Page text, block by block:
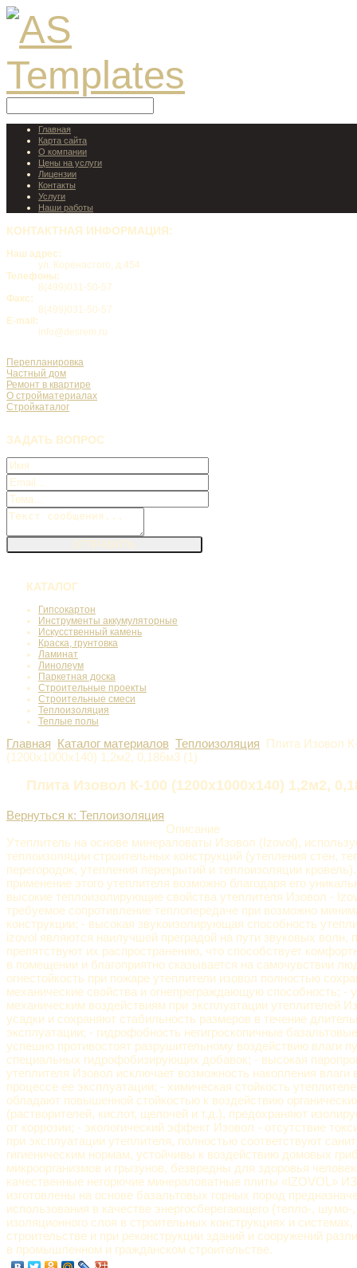
Главная
Карта сайта
О компании
Цены на услуги
Лицензии
Контакты
Услуги
Наши работы
КОНТАКТНАЯ ИНФОРМАЦИЯ:
Наш адрес:
ул. Коренастого, д.454
Телефоны:
8(499)031-50-57
Факс:
8(499)031-50-57
E-mail:
info@desrem.ru
Перепланировка
Частный дом
Ремонт в квартире
О стройматериалах
Стройкаталог
ЗАДАТЬ ВОПРОС
КАТАЛОГ
Гипсокартон
Инструменты аккумуляторные
Искусственный камень
Краска, грунтовка
Ламинат
Линолеум
Паркетная доска
Строительные проекты
Строительные смеси
Теплоизоляция
Теплые полы
Главная Каталог материалов Теплоизоляция Плита Изовол
(1200x1000х140) 1,2м2, 0,186м3 (1)
Плита Изовол К-100 (1200x1000х140) 1,2м2,
Вернуться к: Теплоизоляция
Описание
Утеплитель на основе минераловаты Изовол (Izovol),
теплоизоляции строительных конструкций (утепления стен,
перегородок, утепления перекрытий и теплоизоляции
применение этого утеплителя возможно благодаря его
высокие теплоизолирующие свойства утеплителя Изовол -
требуемое сопротивление теплопередаче при возможно
конструкции; - высокая звукоизолирующая способность
izovol являются наилучшей преградой на пути звуковых волн,
препятствуют их распространению, что способствует
в помещении и благоприятно сказывается на самочувствии
огнестойкость при пожаре утеплители изовол полностью
механические свойства и огнепреграждающую способность; -
механическим воздействиям при эксплуатации утеплителей
усадки и сохраняют стабильность размеров в течение
эксплуатации; - гидрофобность негигроскопичные
успешно противостоят разрушительному воздействию влаги
специальных гидрофобизирующих добавок; - высокая
утеплителя Изовол исключает возможность накопления влаги
процессе ее эксплуатации; - химическая стойкость
обладают повышенной стойкостью к воздействию
(растворителей, кислот, щелочей и т.д.), предохраняют
от коррозии; - экологический эффект Изовол - отсутствие
при эксплуатации утеплителя, полностью соответствуют
гигиеническим нормам, устойчивы к воздействию домовых
микроорганизмов и грызунов, безвредны для здоровья
качественные негорючие минераловатные плиты «IZOVOL»
изготовлены на основе базальтовых горных пород
использования в качестве энергосберегающего (тепло-, шумо-
изоляционного слоя в строительных конструкциях и
строительстве и при реконструкции зданий и сооружений
в промышленном и гражданском строительстве.